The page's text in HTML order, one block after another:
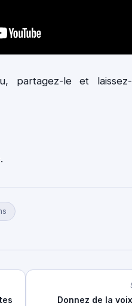
partagez-le et
Donnez de la